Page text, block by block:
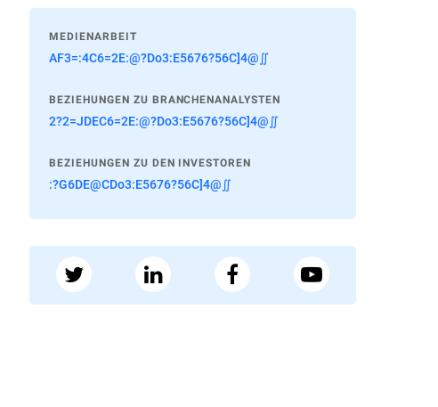
MEDIENARBEIT
AF3=:4C6=2E:@?Do3:E5676?56C]4@∬
BEZIEHUNGEN ZU BRANCHENANALYSTEN
2?2=JDEC6=2E:@?Do3:E5676?56C]4@∬
BEZIEHUNGEN ZU DEN INVESTOREN
:?G6DE@CDo3:E5676?56C]4@∬